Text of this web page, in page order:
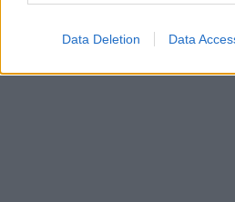
Data Deletion Data